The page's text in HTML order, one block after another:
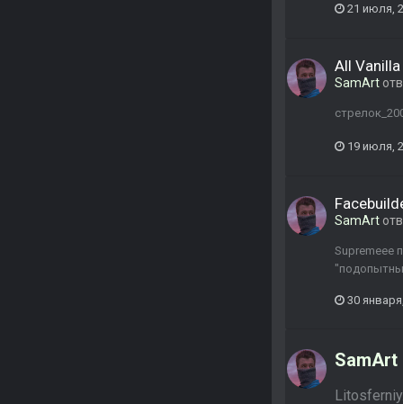
21 июля,
All
SamArt
19 июля,
SamArt
Supremeee
30
SamArt